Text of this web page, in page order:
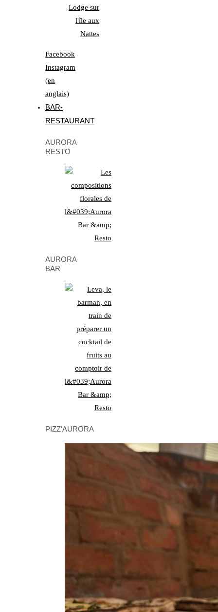
Facebook
Instagram
(en
anglais)
BAR-
RESTAURANT
AURORA
RESTO
AURORA
BAR
PIZZ'AURORA